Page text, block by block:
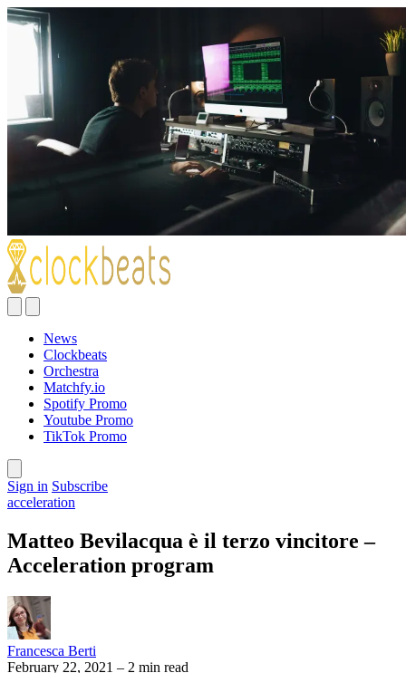
News
Clockbeats
Orchestra
Matchfy.io
Spotify Promo
Youtube Promo
TikTok Promo
Sign in Subscribe
acceleration
Matteo Bevilacqua è il terzo vincitore –
Acceleration program
Francesca Berti
February 22, 2021 – 2 min read